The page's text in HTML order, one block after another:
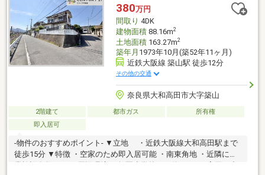
380万円
間取り 4DK
建物面積88.16m2
土地面積163.27m2
築年月 1973年10月(築52年11ヶ月)
近鉄大阪線 築山駅 徒歩12分
その他の交通
奈良県大和高田市大字築山
2階建て 都市ガス
所有権
即入居可
-物件のおすすめポイント- ▼立地 ・近鉄大阪線大和高田駅まで
徒歩15分 ▼特徴 ・空家のため即入居可能 ・南東角地 ・近隣に商